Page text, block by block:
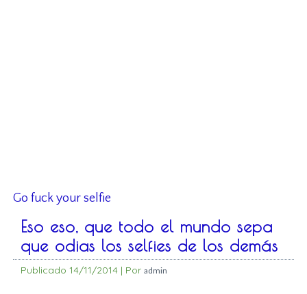
Go fuck your selfie
Eso eso, que todo el mundo sepa
que odias los selfies de los demás
Publicado 14/11/2014 | Por admin